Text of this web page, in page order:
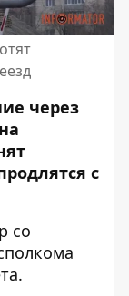
через
с
со
.